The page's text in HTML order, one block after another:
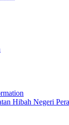
Hibah Negeri